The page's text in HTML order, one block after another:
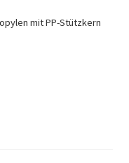
mit PP-Stützkern